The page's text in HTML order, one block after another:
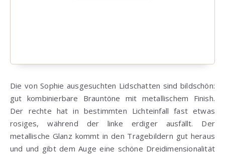
Die von Sophie ausgesuchten Lidschatten sind bildschön:
gut kombinierbare Brauntöne mit metallischem Finish.
Der rechte hat in bestimmten Lichteinfall fast etwas
rosiges, während der linke erdiger ausfällt. Der
metallische Glanz kommt in den Tragebildern gut heraus
und und gibt dem Auge eine schöne Dreidimensionalität